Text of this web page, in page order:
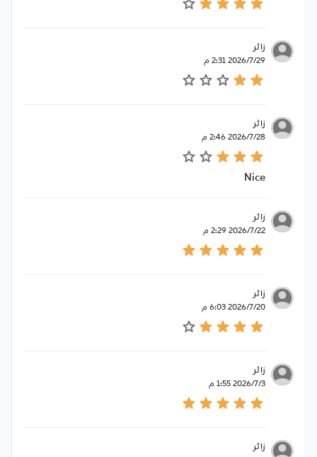
زائر
29‏‏/7‏‏/2026 2:31 م
زائر
28‏‏/7‏‏/2026 2:46 م
Nice
زائر
22‏‏/7‏‏/2026 2:29 م
زائر
20‏‏/7‏‏/2026 6:03 م
زائر
3‏‏/7‏‏/2026 1:55 م
زائر